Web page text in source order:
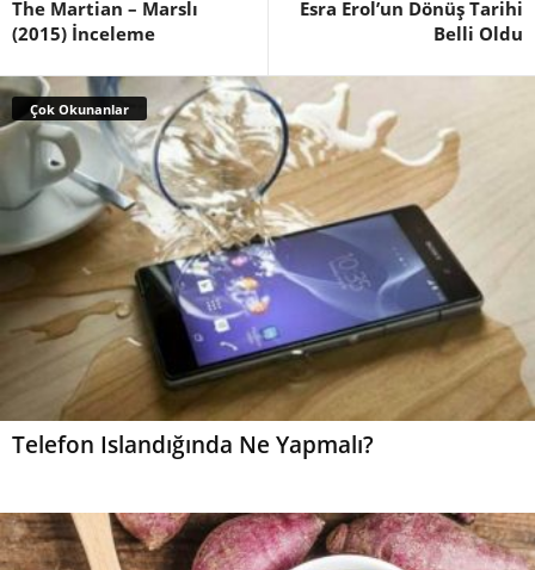
The Martian – Marslı
(2015) İnceleme
Esra Erol’un Dönüş Tarihi
Belli Oldu
Çok Okunanlar
Telefon Islandığında Ne Yapmalı?